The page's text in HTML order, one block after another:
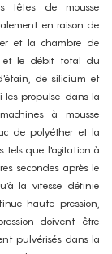
têtes de mousse
en raison de
et la chambre de
et le débit total du
de silicium et
propulse dans la
à mousse
de polyéther et la
tels que l'agitation à
secondes après le
la vitesse définie
haute pression,
doivent être
pulvérisés dans la